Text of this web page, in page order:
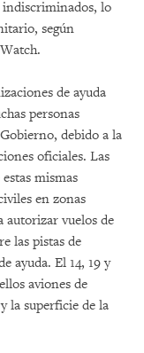
indiscriminados, lo
según
de ayuda
personas
debido a la
oficiales. Las
mismas
en zonas
autorizar vuelos de
las pistas de
ayuda. El 14, 19 y
aviones de
la superficie de la